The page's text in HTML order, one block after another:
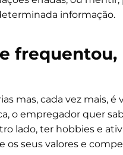
informação.
frequentou,
mas, cada vez mais,
o empregador quer
lado, ter hobbies e
os seus valores e